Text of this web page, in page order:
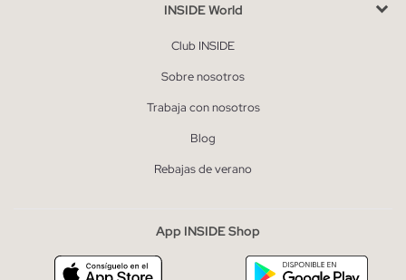
INSIDE World
Club INSIDE
Sobre nosotros
Trabaja con nosotros
Blog
Rebajas de verano
App INSIDE Shop